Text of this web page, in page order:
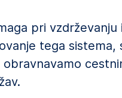
pri
tega sistema,